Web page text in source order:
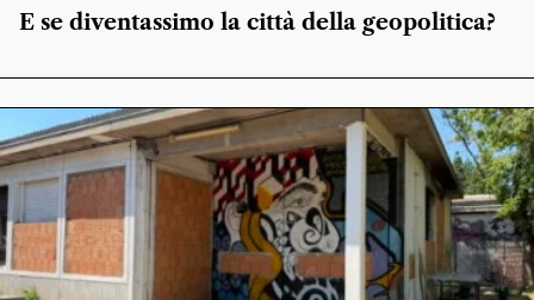
E se diventassimo la città della geopolitica?